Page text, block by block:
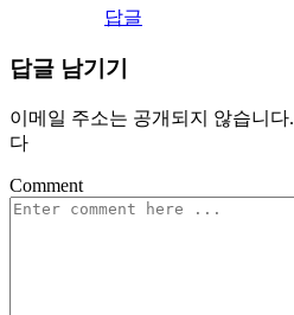
답글
답글 남기기
이메일 주소는 공개되지 않습니다.
다
Comment